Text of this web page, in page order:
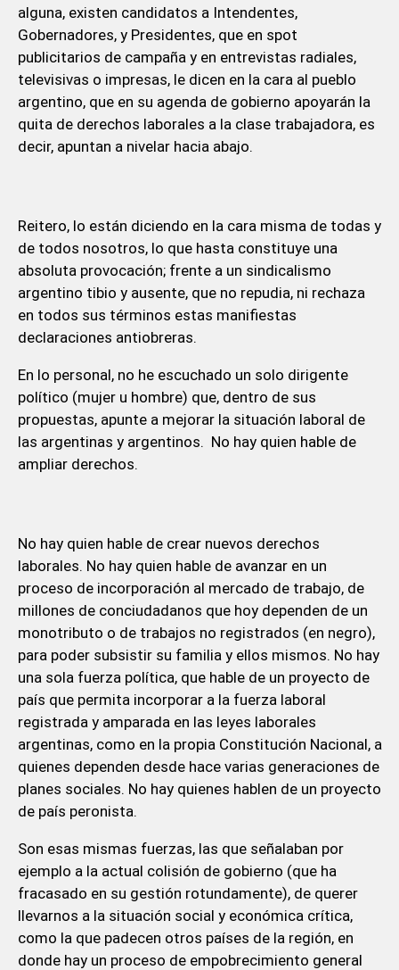
alguna, existen candidatos a Intendentes,
Gobernadores, y Presidentes, que en spot
publicitarios de campaña y en entrevistas radiales,
televisivas o impresas, le dicen en la cara al pueblo
argentino, que en su agenda de gobierno apoyarán la
quita de derechos laborales a la clase trabajadora, es
decir, apuntan a nivelar hacia abajo.
Reitero, lo están diciendo en la cara misma de todas y
de todos nosotros, lo que hasta constituye una
absoluta provocación; frente a un sindicalismo
argentino tibio y ausente, que no repudia, ni rechaza
en todos sus términos estas manifiestas
declaraciones antiobreras.
En lo personal, no he escuchado un solo dirigente
político (mujer u hombre) que, dentro de sus
propuestas, apunte a mejorar la situación laboral de
las argentinas y argentinos. No hay quien hable de
ampliar derechos.
No hay quien hable de crear nuevos derechos
laborales. No hay quien hable de avanzar en un
proceso de incorporación al mercado de trabajo, de
millones de conciudadanos que hoy dependen de un
monotributo o de trabajos no registrados (en negro),
para poder subsistir su familia y ellos mismos. No hay
una sola fuerza política, que hable de un proyecto de
país que permita incorporar a la fuerza laboral
registrada y amparada en las leyes laborales
argentinas, como en la propia Constitución Nacional, a
quienes dependen desde hace varias generaciones de
planes sociales. No hay quienes hablen de un proyecto
de país peronista.
Son esas mismas fuerzas, las que señalaban por
ejemplo a la actual colisión de gobierno (que ha
fracasado en su gestión rotundamente), de querer
llevarnos a la situación social y económica crítica,
como la que padecen otros países de la región, en
donde hay un proceso de empobrecimiento general